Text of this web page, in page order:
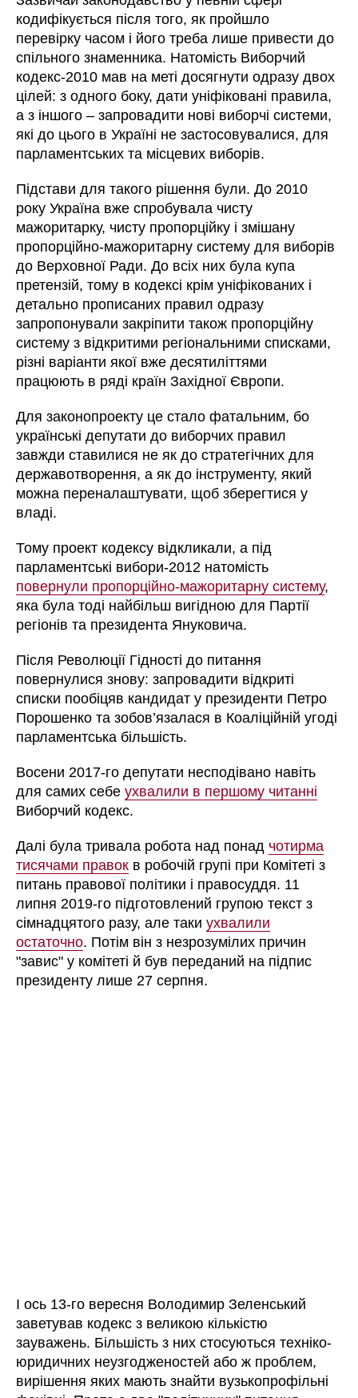
кодифікується після того, як пройшло
перевірку часом і його треба лише привести до
спільного знаменника. Натомість Виборчий
кодекс-2010 мав на меті досягнути одразу двох
цілей: з одного боку, дати уніфіковані правила,
а з іншого – запровадити нові виборчі системи,
які до цього в Україні не застосовувалися, для
парламентських та місцевих виборів.
Підстави для такого рішення були. До 2010
року Україна вже спробувала чисту
мажоритарку, чисту пропорційку і змішану
пропорційно-мажоритарну систему для виборів
до Верховної Ради. До всіх них була купа
претензій, тому в кодексі крім уніфікованих і
детально прописаних правил одразу
запропонували закріпити також пропорційну
систему з відкритими регіональними списками,
різні варіанти якої вже десятиліттями
працюють в ряді країн Західної Європи.
Для законопроекту це стало фатальним, бо
українські депутати до виборчих правил
завжди ставилися не як до стратегічних для
державотворення, а як до інструменту, який
можна переналаштувати, щоб зберегтися у
владі.
Тому проект кодексу відкликали, а під
парламентські вибори-2012 натомість
повернули пропорційно-мажоритарну систему,
яка була тоді найбільш вигідною для Партії
регіонів та президента Януковича.
Після Революції Гідності до питання
повернулися знову: запровадити відкриті
списки пообіцяв кандидат у президенти Петро
Порошенко та зобов’язалася в Коаліційній угоді
парламентська більшість.
Восени 2017-го депутати несподівано навіть
для самих себеухвалили в першому читанні
Виборчий кодекс.
Далі була тривала робота над понад чотирма
тисячами правок в робочій групі при Комітеті з
питань правової політики і правосуддя. 11
липня 2019-го підготовлений групою текст з
сімнадцятого разу, але такиухвалили
остаточно. Потім він з незрозумілих причин
"завис" у комітеті й був переданий на підпис
президенту лише 27 серпня.
І ось 13-го вересня Володимир Зеленський
заветував кодекс з великою кількістю
зауважень. Більшість з них стосуються техніко-
юридичних неузгодженостей або ж проблем,
вирішення яких мають знайти вузькопрофільні